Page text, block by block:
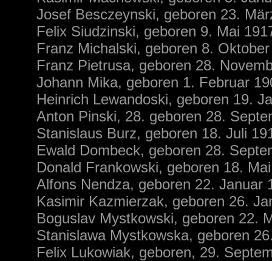
Josef Besczeynski, geboren 23.
Felix Siudzinski, geboren 9. Mai
Franz Michalski, geboren 8.
Franz Pietrusa, geboren 28.
Johann Mika, geboren 1. Februar
Heinrich Lewandoski, geboren 19.
Anton Pinski, 28. geboren 28.
Stanislaus Burz, geboren 18. Juli
Ewald Dombeck, geboren 28.
Donald Frankowski, geboren 18.
Alfons Nendza, geboren 22. Januar
Kasimir Kazmierzak, geboren 26.
Boguslav Mystkowski, geboren 22.
Stanislawa Mystkowska, geboren
Felix Lukowiak, geboren, 29.